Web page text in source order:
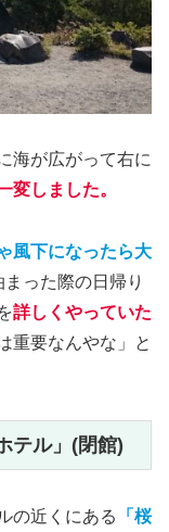
海が広がって右に
変しました。
風下になったら大
った際の日帰り
詳しくやっていた
重要なんやな」と
テル」(閉館)
の近くにある 「桜